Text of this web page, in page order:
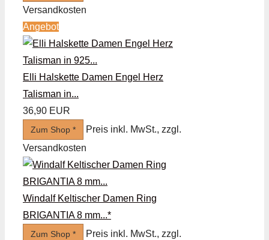
Versandkosten
Angebot
Elli Halskette Damen Engel Herz
Talisman in...
36,90 EUR
Zum Shop *
Preis inkl. MwSt., zzgl.
Versandkosten
Windalf Keltischer Damen Ring
BRIGANTIA 8 mm...*
Zum Shop *
Preis inkl. MwSt., zzgl.